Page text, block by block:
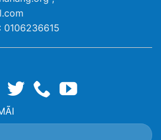
: 0106236615